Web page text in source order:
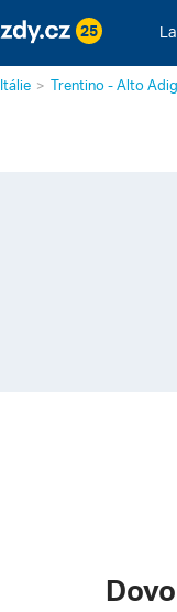
25
Itálie Trentino - Alto